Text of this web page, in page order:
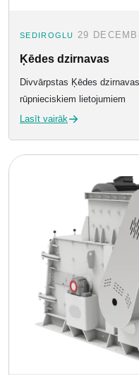
SEDIROGLU 29
Ķēdes dzirnavas
Divvārpstas Ķēdes
rūpnieciskiem lietojumiem
Lasīt vairāk